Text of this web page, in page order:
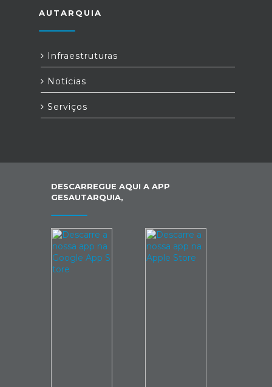
AUTARQUIA
Infraestruturas
Notícias
Serviços
DESCARREGUE AQUI A APP
GESAUTARQUIA,